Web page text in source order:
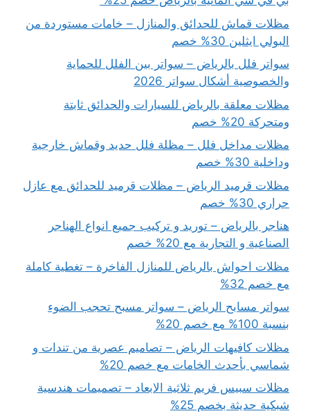
مظلات قماش للحدائق والمنازل – خامات مستوردة من
البولي ايثلين 30% خصم
سواتر فلل بالرياض – سواتر بين الفلل للحماية
والخصوصية أشكال سواتر 2026
مظلات معلقة بالرياض للسيارات والحدائق ثابتة
ومتحركة 20% خصم
مظلات مداخل فلل – مظلة فلل حديد وقماش خارجية
وداخلية 30% خصم
مظلات قرميد الرياض – مظلات قرميد للحدائق مع عازل
حراري 30% خصم
هناجر بالرياض – توريد و تركيب جميع انواع الهناجر
الصناعية و التجارية مع 20% خصم
مظلات احواش بالرياض للمنازل الفاخرة – تغطية كاملة
مع خصم 32%
سواتر مسابح الرياض – سواتر مسبح تحجب الضوء
بنسبة 100% مع خصم 20%
مظلات كافيهات الرياض – تصاميم عصرية من تندات و
شماسي بأحدث الخامات مع خصم 20%
مظلات سبيس فريم ثلاثية الابعاد – تصميمات هندسية
شبكية حديثة بخصم 25%